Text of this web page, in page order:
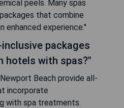
peels. Many spas
that combine
enhanced experience."
packages
hotels with spas?"
Beach provide all-
incorporate
with spa treatments.